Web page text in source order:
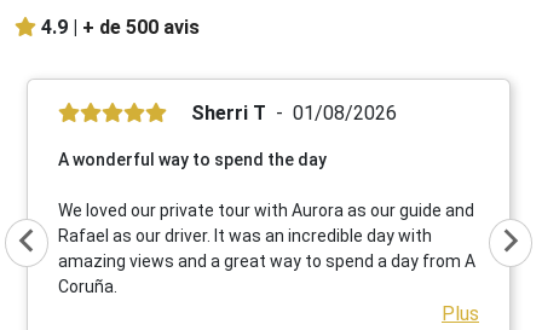
4.9 | + de 500 avis
Sherri T 01/08/2026
A wonderful way to spend the day
We loved our private tour with Aurora as our guide and
Rafael as our driver. It was an incredible day with
amazing views and a great way to spend a day from A
Coruña.
Plus